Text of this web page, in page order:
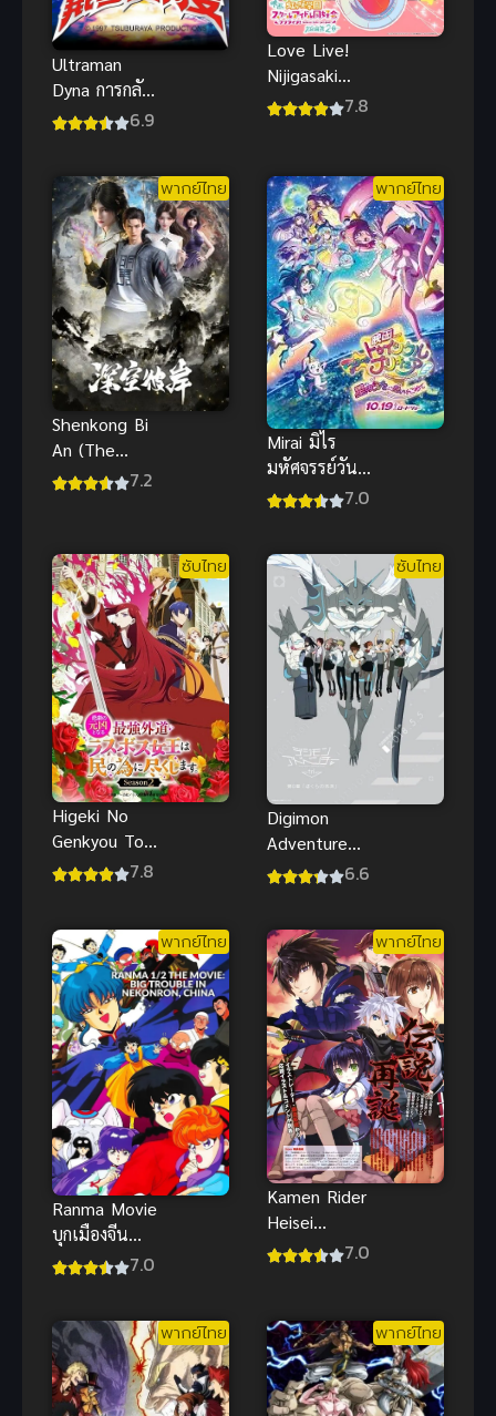
Ultraman
Dyna การกลับ
มาของฮาเนจิ
พากย์ไทยดู
เพลิน
6.9
Love Live!
Nijigasaki
Gakuen
Kanketsu-
hen Part1
เลิฟไลฟ์
ชมรมสคูลไอ
ดอลนิจิกะซากิ
เดอะมูฟวี่
ปัจฉิมบท พาร์
ท 1 ซับไทย
7.8
พากย์ไทย
Shenkong Bi
An (The
Other Side
ห้วงอวกาศ
(ซับไทย)
7.2
พากย์ไทย
Mirai มิไร
มหัศจรรย์วัน
สองวัย พากย์
7.0
ซับไทย
Higeki No
Genkyou To
Naru Saikyou
ของตัวร้ายสุด
แกร่ง ภาค 2
(ซับไทย)
7.8
ซับไทย
Digimon
Adventure
tri. 6: Bokura
เรา ซับไทย
6.6
พากย์ไทย
Ranma Movie
บุกเมืองจีน
พากย์ไทย รัน
7.0
พากย์ไทย
Kamen Rider
Heisei
Generations
อร์
ฟอร์เอเวอร์
(2018)
7.0
พากย์ไทย พากย์ไทย